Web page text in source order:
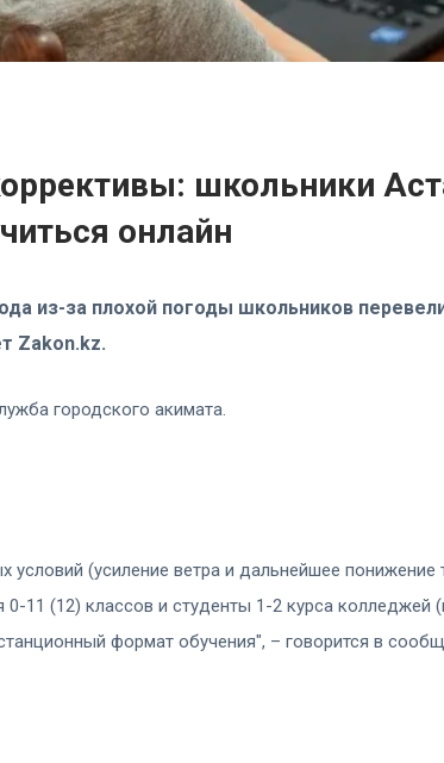
школьники
онлайн
из-за плохой погоды школьников
Zakon.kz.
городского акимата.
условий (усиление ветра и дальнейшее понижение
11 (12) классов и студенты 1-2 курса колледжей
формат обучения", – говорится в